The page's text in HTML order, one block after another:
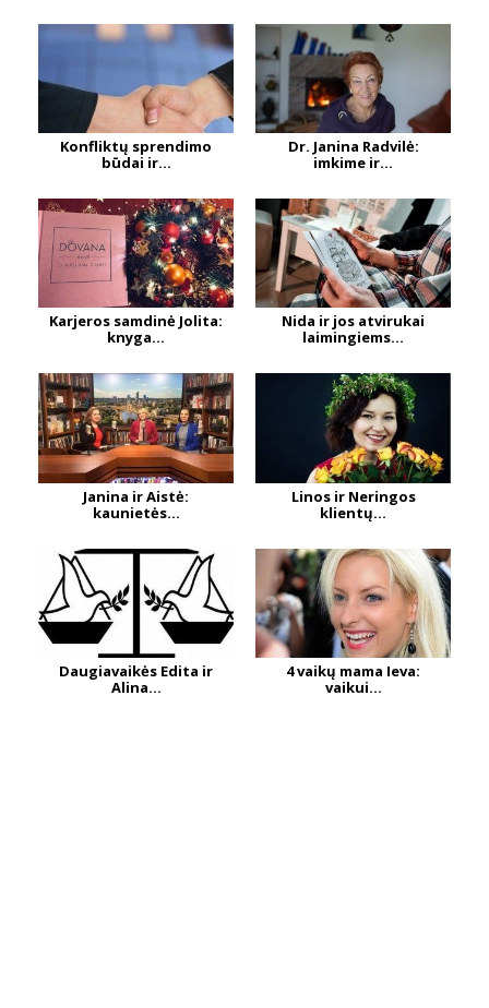
Konfliktų sprendimo
būdai ir...
Dr. Janina Radvilė:
imkime ir...
Karjeros samdinė Jolita:
knyga...
Nida ir jos atvirukai
laimingiems...
Janina ir Aistė:
kaunietės...
Linos ir Neringos
klientų...
Daugiavaikės Edita ir
Alina...
4 vaikų mama Ieva:
vaikui...